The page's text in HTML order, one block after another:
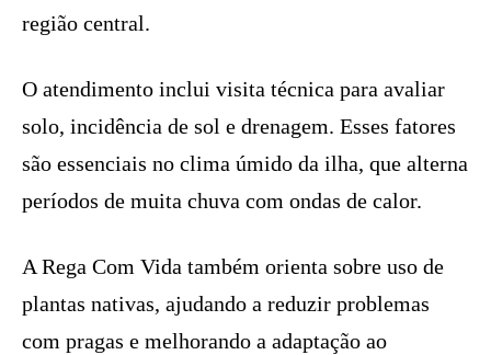
região central.
O atendimento inclui visita técnica para avaliar
solo, incidência de sol e drenagem. Esses fatores
são essenciais no clima úmido da ilha, que alterna
períodos de muita chuva com ondas de calor.
A Rega Com Vida também orienta sobre uso de
plantas nativas, ajudando a reduzir problemas
com pragas e melhorando a adaptação ao